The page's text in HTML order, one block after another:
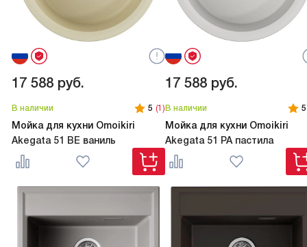
В наличии 5 (1)
Мойка для кухни Omoikiri
Akegata 51 BE ваниль
17 588 руб.
В наличии 5
Мойка для кухни Omoikiri
Akegata 51 PA пастила
17 588 руб.